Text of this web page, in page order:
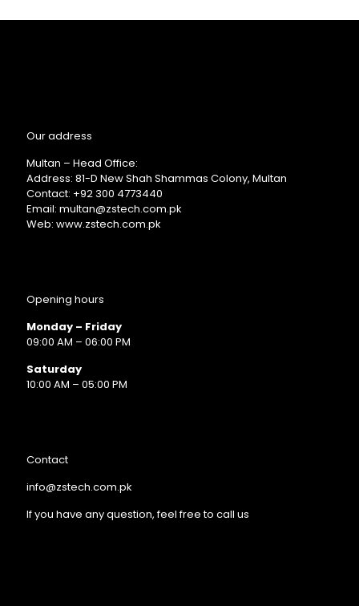
Our address
Multan – Head Office:
Address: 81-D New Shah Shammas Colony, Multan
Contact: +92 300 4773440
Email: multan@zstech.com.pk
Web: www.zstech.com.pk
Opening hours
Monday – Friday
09:00 AM – 06:00 PM
Saturday
10:00 AM – 05:00 PM
Contact
info@zstech.com.pk
If you have any question, feel free to call us